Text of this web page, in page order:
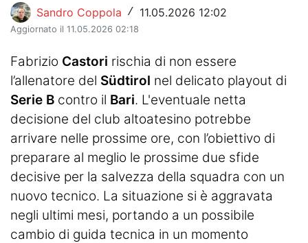
Sandro Coppola / 11.05.2026 12:02
Aggiornato il 11.05.2026 02:18
Fabrizio Castori rischia di non essere
l’allenatore del Südtirol nel delicato playout di
Serie B contro il Bari. L'eventuale netta
decisione del club altoatesino potrebbe
arrivare nelle prossime ore, con l’obiettivo di
preparare al meglio le prossime due sfide
decisive per la salvezza della squadra con un
nuovo tecnico. La situazione si è aggravata
negli ultimi mesi, portando a un possibile
cambio di guida tecnica in un momento